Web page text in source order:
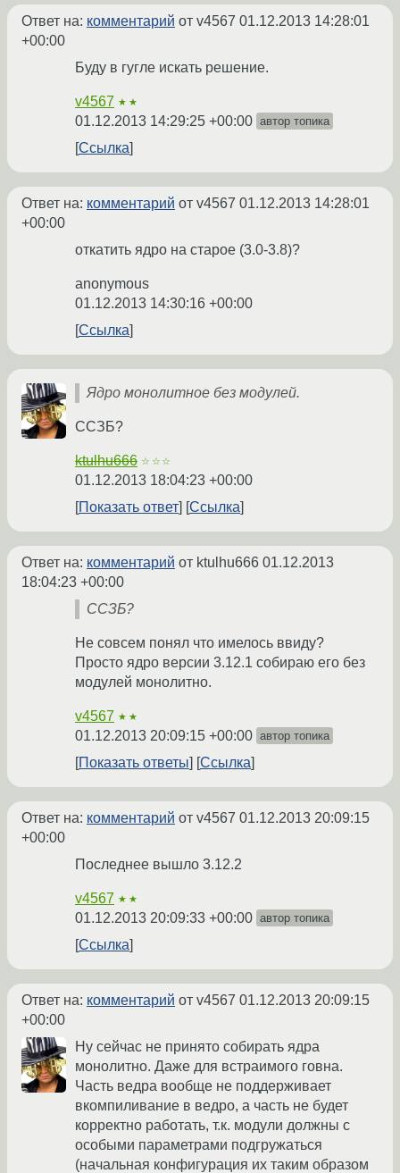
Ответ на: комментарий от v4567 01.12.2013 14:28:01
+00:00
Буду в гугле искать решение.
v4567 ★★
01.12.2013 14:29:25 +00:00 автор топика
Ссылка
Ответ на: комментарий от v4567 01.12.2013 14:28:01
+00:00
откатить ядро на старое (3.0-3.8)?
anonymous
01.12.2013 14:30:16 +00:00
Ссылка
Ядро монолитное без модулей.
ССЗБ?
ktulhu666 ☆☆☆
01.12.2013 18:04:23 +00:00
Показать ответ
Ссылка
Ответ на: комментарий от ktulhu666 01.12.2013
18:04:23 +00:00
ССЗБ?
Не совсем понял что имелось ввиду?
Просто ядро версии 3.12.1 собираю его без
модулей монолитно.
v4567 ★★
01.12.2013 20:09:15 +00:00 автор топика
Показать ответы Ссылка
Ответ на: комментарий от v4567 01.12.2013 20:09:15
+00:00
Последнее вышло 3.12.2
v4567 ★★
01.12.2013 20:09:33 +00:00 автор топика
Ссылка
Ответ на: комментарий от v4567 01.12.2013 20:09:15
+00:00
Ну сейчас не принято собирать ядра
монолитно. Даже для встраимого говна.
Часть ведра вообще не поддерживает
вкомпиливание в ведро, а часть не будет
корректно работать, т.к. модули должны с
особыми параметрами подгружаться
(начальная конфигурация их таким образом